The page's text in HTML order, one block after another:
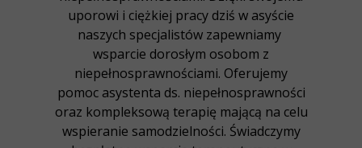
uporowi i ciężkiej pracy dziś w asyście
naszych specjalistów zapewniamy
wsparcie dorosłym osobom z
niepełnosprawnościami. Oferujemy
pomoc asystenta ds. niepełnosprawności
oraz kompleksową terapię mającą na celu
wspieranie samodzielności. Świadczymy